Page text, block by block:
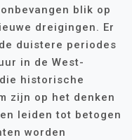
blik op
dreigingen. Er
duistere periodes
in de West-
historische
zijn op het denken
leiden tot betogen
worden